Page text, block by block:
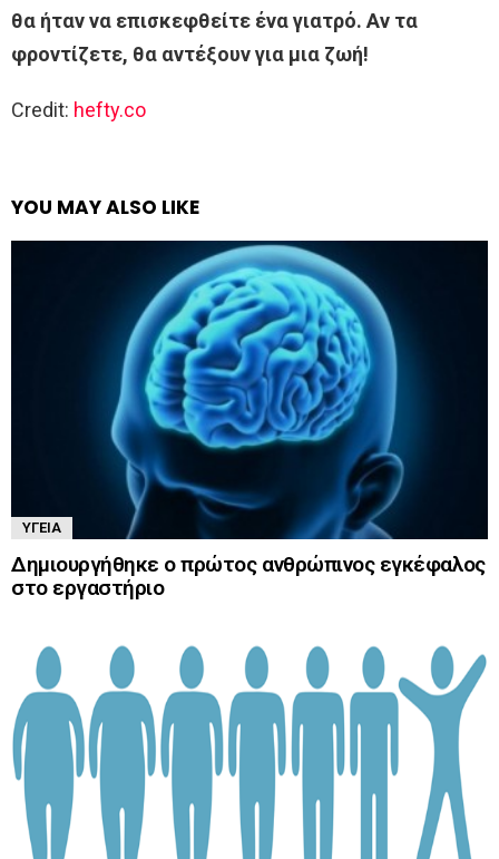
θα ήταν να επισκεφθείτε ένα γιατρό. Αν τα
φροντίζετε, θα αντέξουν για μια ζωή!
Credit: hefty.co
YOU MAY ALSO LIKE
ΥΓΕΊΑ
Δημιουργήθηκε ο πρώτος ανθρώπινος εγκέφαλος
στο εργαστήριο